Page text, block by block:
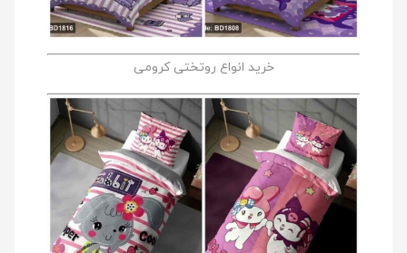
خرید انواع روتختی کرومی